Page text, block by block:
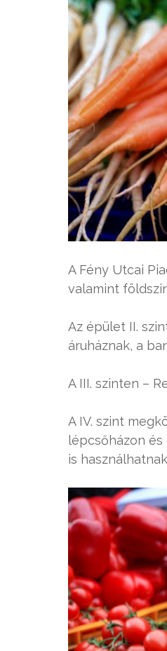
A Fény Utcai
valamint
Az épület II.
áruháznak, a
A III. szinten –
A IV. szint
lépcsőházon
is